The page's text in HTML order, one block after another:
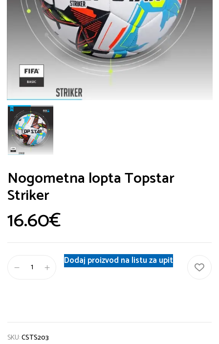
Nogometna lopta Topstar
Striker
16.60€
Dodaj proizvod na listu za upit
SKU:CSTS203